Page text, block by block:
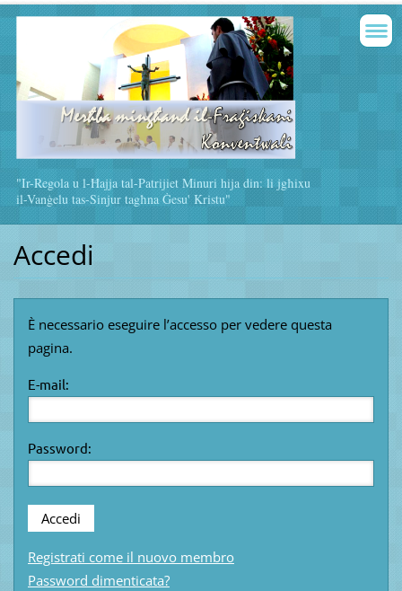
"Ir-Regola u l-Ħajja tal-Patrijiet Minuri hija din: li jgħixu
il-Vanġelu tas-Sinjur tagħna Ġesu' Kristu"
Accedi
È necessario eseguire lʼaccesso per vedere questa
pagina.
E-mail:
Password:
Registrati come il nuovo membro
Password dimenticata?